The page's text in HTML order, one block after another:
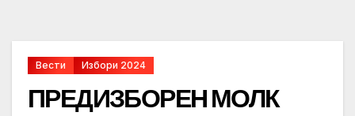
Вести Избори 2024
ПРЕДИЗБОРЕН МОЛК